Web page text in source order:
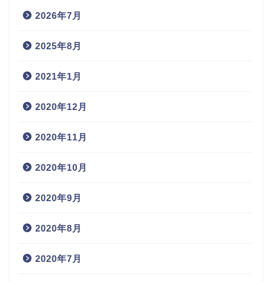
2026年7月
2025年8月
2021年1月
2020年12月
2020年11月
2020年10月
2020年9月
2020年8月
2020年7月